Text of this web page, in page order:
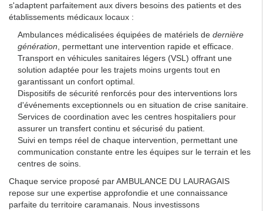
s'adaptent parfaitement aux divers besoins des patients et des
établissements médicaux locaux :
Ambulances médicalisées équipées de matériels de dernière
génération , permettant une intervention rapide et efficace.
Transport en véhicules sanitaires légers (VSL) offrant une
solution adaptée pour les trajets moins urgents tout en
garantissant un confort optimal.
Dispositifs de sécurité renforcés pour des interventions lors
d'événements exceptionnels ou en situation de crise sanitaire.
Services de coordination avec les centres hospitaliers pour
assurer un transfert continu et sécurisé du patient.
Suivi en temps réel de chaque intervention, permettant une
communication constante entre les équipes sur le terrain et les
centres de soins.
Chaque service proposé par AMBULANCE DU LAURAGAIS
repose sur une expertise approfondie et une connaissance
parfaite du territoire caramanais. Nous investissons